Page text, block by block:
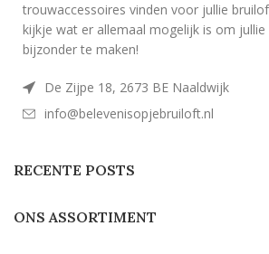
trouwaccessoires vinden voor jullie
kijkje wat er allemaal mogelijk is om
bijzonder te maken!
De Zijpe 18, 2673 BE Naaldwijk
info@belevenisopjebruiloft.nl
RECENTE POSTS
ONS ASSORTIMENT